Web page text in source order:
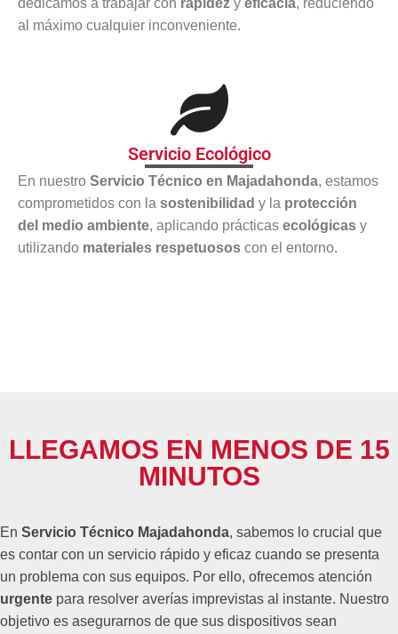
al máximo cualquier inconveniente.
Servicio Ecológico
En nuestro Servicio Técnico en Majadahonda, estamos
comprometidos con la sostenibilidad y la protección
del medio ambiente, aplicando prácticas ecológicas y
utilizando materiales respetuosos con el entorno.
LLEGAMOS EN MENOS DE 15
MINUTOS
En Servicio Técnico Majadahonda, sabemos lo crucial que
es contar con un servicio rápido y eficaz cuando se presenta
un problema con sus equipos. Por ello, ofrecemos atención
urgente para resolver averías imprevistas al instante. Nuestro
objetivo es asegurarnos de que sus dispositivos sean